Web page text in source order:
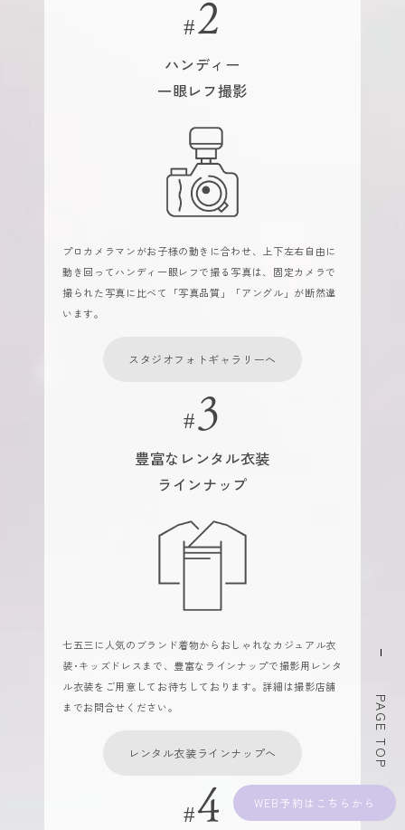
WEB予約
ハンディー
一眼レフ撮影
プロカメラマンがお子様の動きに合わせ、上下左右自由に
動き回ってハンディ一眼レフで撮る写真は、固定カメラで
撮られた写真に比べて「写真品質」「アングル」が断然違
います。
スタジオフォトギャラリーへ
豊富なレンタル衣装
ラインナップ
七五三に人気のブランド着物からおしゃれなカジュアル衣
装･キッズドレスまで、豊富なラインナップで撮影用レンタ
ル衣装をご用意してお待ちしております。詳細は撮影店舗
までお問合せください。
レンタル衣装ラインナップへ PAGE TOP